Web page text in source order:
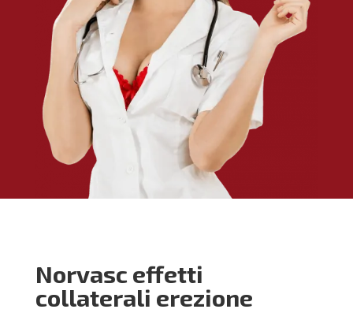
Norvasc effetti
collaterali erezione